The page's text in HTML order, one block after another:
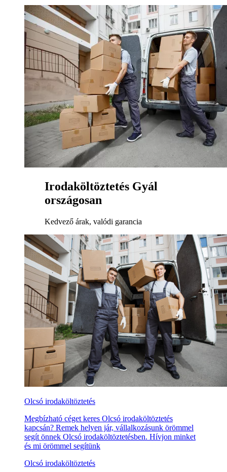
Irodaköltöztetés Gyál
országosan
Kedvező árak, valódi garancia
Olcsó irodaköltöztetés
Megbízható céget keres Olcsó irodaköltöztetés
kapcsán? Remek helyen jár, vállalkozásunk örömmel
segít önnek Olcsó irodaköltöztetésben. Hívjon minket
és mi örömmel segítünk
Olcsó irodaköltöztetés